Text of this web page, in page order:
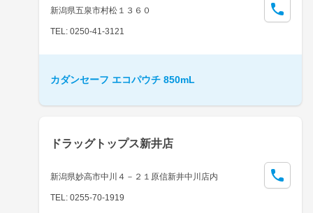
新潟県五泉市村松１３６０
TEL: 0250-41-3121
カダンセーフ エコパウチ 850mL
ドラッグトップス新井店
新潟県妙高市中川４－２１原信新井中川店内
TEL: 0255-70-1919